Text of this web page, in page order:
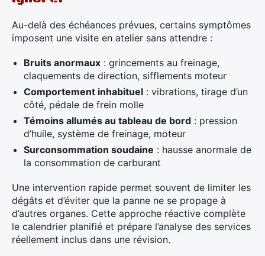
Au-delà des échéances prévues, certains symptômes
imposent une visite en atelier sans attendre :
Bruits anormaux : grincements au freinage,
claquements de direction, sifflements moteur
Comportement inhabituel : vibrations, tirage d’un
côté, pédale de frein molle
Témoins allumés au tableau de bord : pression
d’huile, système de freinage, moteur
Surconsommation soudaine : hausse anormale de
la consommation de carburant
Une intervention rapide permet souvent de limiter les
dégâts et d’éviter que la panne ne se propage à
d’autres organes. Cette approche réactive complète
le calendrier planifié et prépare l’analyse des services
réellement inclus dans une révision.